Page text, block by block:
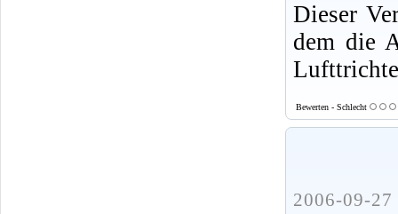
Dieser
dem die
Bewerten - Schlecht
2006-09-